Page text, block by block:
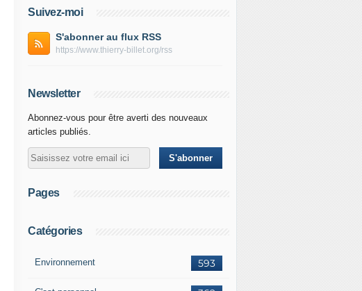
Suivez-moi
S'abonner au flux RSS
https://www.thierry-billet.org/rss
Newsletter
Abonnez-vous pour être averti des nouveaux
articles publiés.
Pages
Catégories
593
Environnement